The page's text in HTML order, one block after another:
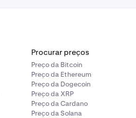
Procurar preços
Preço da Bitcoin
Preço da Ethereum
Preço da Dogecoin
Preço da XRP
Preço da Cardano
Preço da Solana